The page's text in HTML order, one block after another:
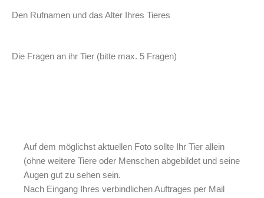
Den Rufnamen und das Alter Ihres Tieres
Die Fragen an ihr Tier (bitte max. 5 Fragen)
Auf dem möglichst aktuellen Foto sollte Ihr Tier allein
(ohne weitere Tiere oder Menschen abgebildet und seine
Augen gut zu sehen sein.
Nach Eingang Ihres verbindlichen Auftrages per Mail